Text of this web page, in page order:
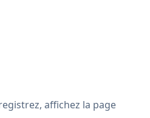
affichez la page